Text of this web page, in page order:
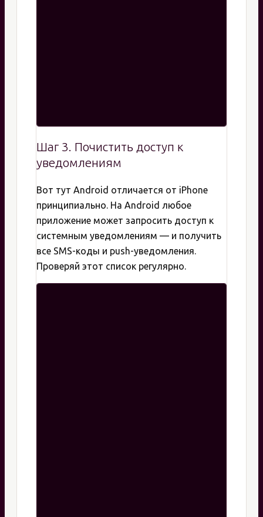
Шаг 3. Почистить доступ к
уведомлениям
Вот тут Android отличается от iPhone
принципиально. На Android любое
приложение может запросить доступ к
системным уведомлениям — и получить
все SMS-коды и push-уведомления.
Проверяй этот список регулярно.